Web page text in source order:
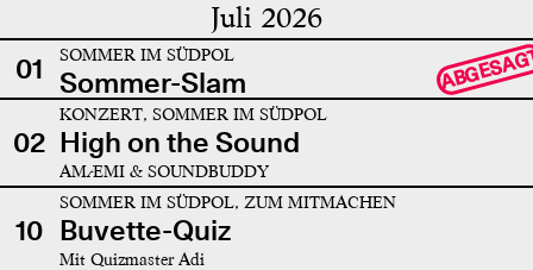
Juli 2026
01 SOMMER IM SÜDPOL
Sommer-Slam
02
KONZERT, SOMMER IM SÜDPOL
High on the Sound
AMÆMI & SOUNDBUDDY
10
SOMMER IM SÜDPOL, ZUM MITMACHEN
Buvette-Quiz
Mit Quizmaster Adi